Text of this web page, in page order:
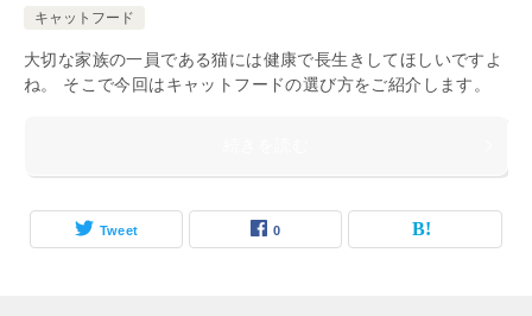
キャットフード
大切な家族の一員である猫には健康で長生きしてほしいですよ
ね。 そこで今回はキャットフードの選び方をご紹介します。
Tweet 0